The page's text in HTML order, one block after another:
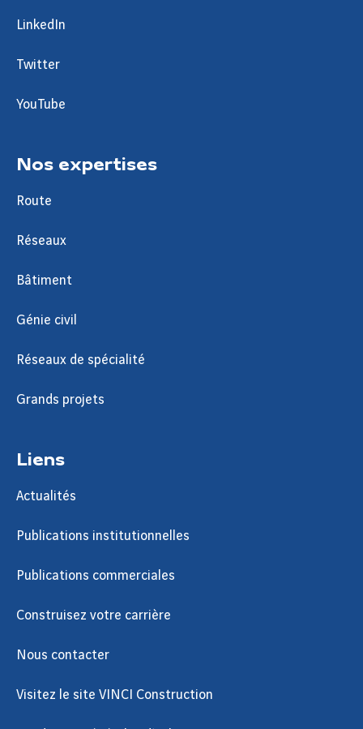
LinkedIn
Twitter
YouTube
Nos expertises
Route
Réseaux
Bâtiment
Génie civil
Réseaux de spécialité
Grands projets
Liens
Actualités
Publications institutionnelles
Publications commerciales
Construisez votre carrière
Nous contacter
Visitez le site VINCI Construction